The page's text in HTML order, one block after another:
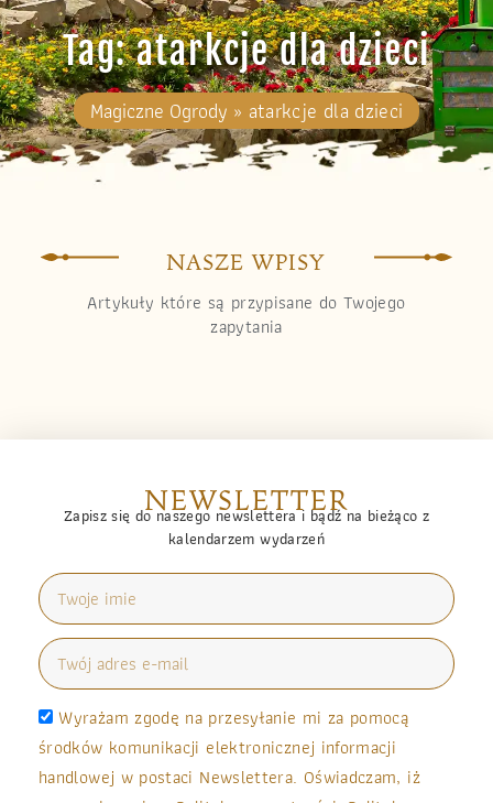
Tag: atarkcje dla dzieci
Magiczne Ogrody » atarkcje dla dzieci
NASZE WPISY
Artykuły które są przypisane do Twojego
zapytania
NEWSLETTER
Zapisz się do naszego newslettera i bądź na bieżąco z
kalendarzem wydarzeń
Wyrażam zgodę na przesyłanie mi za pomocą
środków komunikacji elektronicznej informacji
handlowej w postaci Newslettera. Oświadczam, iż